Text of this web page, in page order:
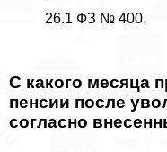
26.1 ФЗ № 400.
С какого месяца
пенсии после
согласно